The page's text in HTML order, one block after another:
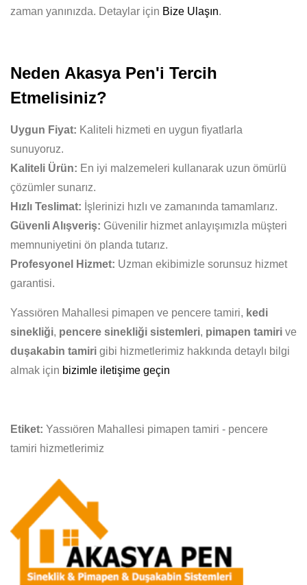
zaman yanınızda. Detaylar için Bize Ulaşın.
Neden Akasya Pen'i Tercih
Etmelisiniz?
Uygun Fiyat: Kaliteli hizmeti en uygun fiyatlarla
sunuyoruz.
Kaliteli Ürün: En iyi malzemeleri kullanarak uzun ömürlü
çözümler sunarız.
Hızlı Teslimat: İşlerinizi hızlı ve zamanında tamamlarız.
Güvenli Alışveriş: Güvenilir hizmet anlayışımızla müşteri
memnuniyetini ön planda tutarız.
Profesyonel Hizmet: Uzman ekibimizle sorunsuz hizmet
garantisi.
Yassıören Mahallesi pimapen ve pencere tamiri, kedi
sinekliği, pencere sinekliği sistemleri, pimapen tamiri ve
duşakabin tamiri gibi hizmetlerimiz hakkında detaylı bilgi
almak için bizimle iletişime geçin
Etiket: Yassıören Mahallesi pimapen tamiri - pencere
tamiri hizmetlerimiz